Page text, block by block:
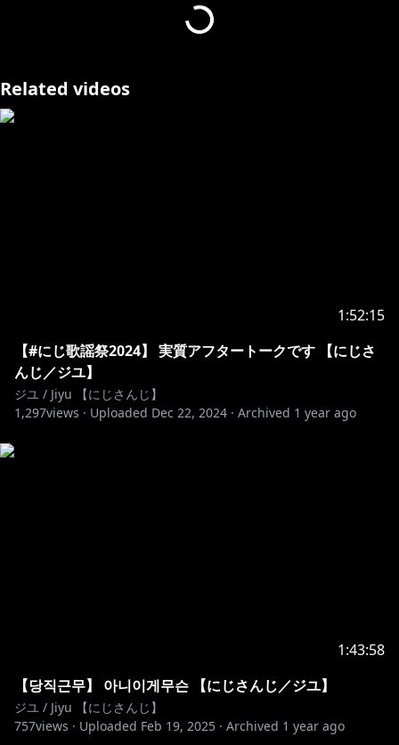
https://nijisanji-kr.booth.pm/items/6353378
https://booth.pm/ko/items?
https://booth.pm/ko/items?
tags%5B%5D=%E3%82%AA+%E3%82%B8%E3%83%A6
-다른 분들이 기분 나쁠정도의 욕설이나 성희롱 등은 금
-방송 내용과 관계 없는 Vtuber나 스트리머 언급 등은 그
만둬주세요
-논란이 될만한 발언이나 닉네임
Related videos
1:52:15
【#にじ歌謡祭2024】 実質アフタートークです 【にじさ
んじ／ジユ】
ジユ / Jiyu 【にじさんじ】
1,297views · Uploaded Dec 22, 2024 · Archived 1 year ago
1:43:58
【당직근무】 아니이게무슨 【にじさんじ／ジユ】
ジユ / Jiyu 【にじさんじ】
757views · Uploaded Feb 19, 2025 · Archived 1 year ago